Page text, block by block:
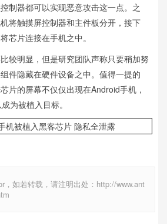
制器都可以实现恶意攻击这一点。之
将触摸屏控制器和主件板分开，接下
芯片连接在手机之中。
较明显，但是研究团队声称只要稍加努
件隐藏在硬件设备之中。值得一提的
片的屏幕不仅仅出现在Android手机，
为被植入目标。
，如若转载，请注明出处：http://www.ant